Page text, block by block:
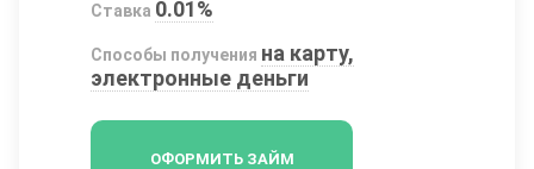
Ставка 0.01%
Способы получения на карту,
электронные деньги
ОФОРМИТЬ ЗАЙМ